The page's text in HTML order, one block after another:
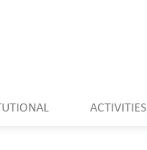
ACTIVITIES